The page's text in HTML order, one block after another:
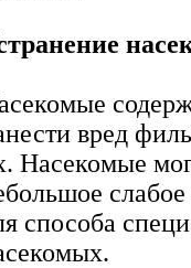
вред
Насекомые
способа